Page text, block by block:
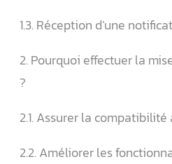
1.3. Réception d’une
2. Pourquoi effectuer la
?
2.1. Assurer la
2.2. Améliorer les